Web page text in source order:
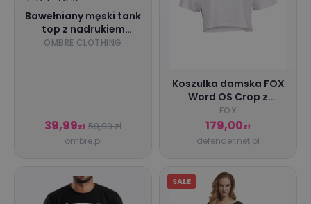
Bawełniany męski tank
top z nadrukiem
Summer Vibe – biały
OMBRE CLOTHING
39,99zł 59,99 zł
ombre.pl
Koszulka damska FOX
Word OS Crop z
krótkim rękawem biała
FOX
179,00zł
defender.net.pl
SALE